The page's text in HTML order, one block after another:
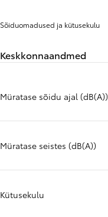
Sõiduomadused ja kütusekulu
Keskkonnaandmed
Müratase sõidu ajal (dB(A))
Müratase seistes (dB(A))
Kütusekulu